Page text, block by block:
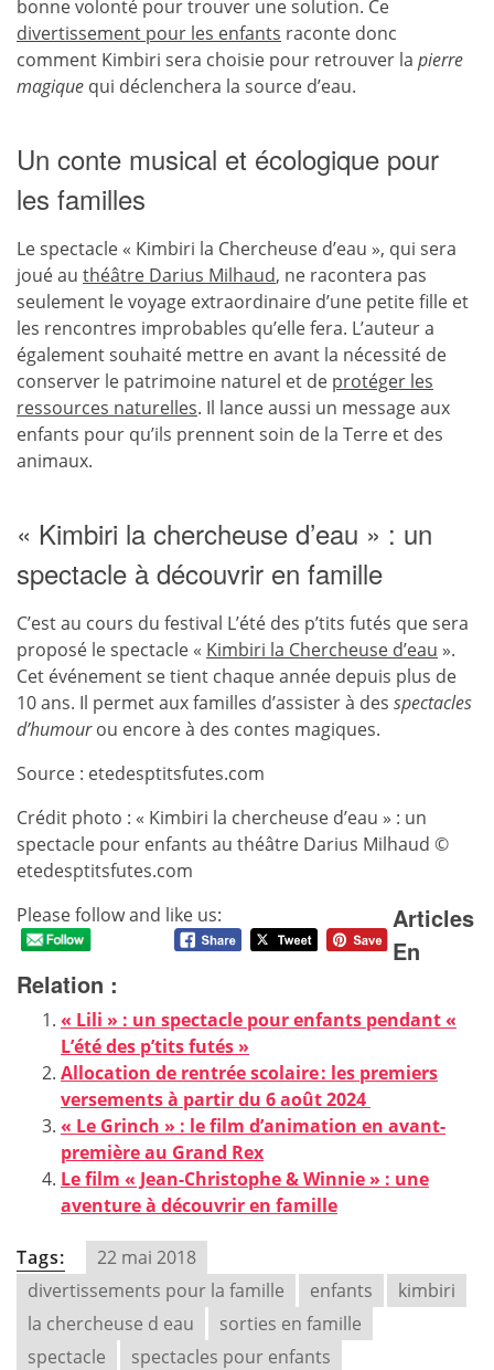
bonne volonté pour trouver une solution. Ce
divertissement pour les enfants raconte donc
comment Kimbiri sera choisie pour retrouver la pierre
magique qui déclenchera la source d’eau.
Un conte musical et écologique pour
les familles
Le spectacle « Kimbiri la Chercheuse d’eau », qui sera
joué au théâtre Darius Milhaud, ne racontera pas
seulement le voyage extraordinaire d’une petite fille et
les rencontres improbables qu’elle fera. L’auteur a
également souhaité mettre en avant la nécessité de
conserver le patrimoine naturel et de protéger les
ressources naturelles. Il lance aussi un message aux
enfants pour qu’ils prennent soin de la Terre et des
animaux.
« Kimbiri la chercheuse d’eau » : un
spectacle à découvrir en famille
C’est au cours du festival L’été des p’tits futés que sera
proposé le spectacle « Kimbiri la Chercheuse d’eau ».
Cet événement se tient chaque année depuis plus de
10 ans. Il permet aux familles d’assister à des spectacles
d’humourou encore à des contes magiques.
Source : etedesptitsfutes.com
Crédit photo : « Kimbiri la chercheuse d’eau » : un
spectacle pour enfants au théâtre Darius Milhaud ©
etedesptitsfutes.com
Please follow and like us:
Articles
En
Relation :
« Lili » : un spectacle pour enfants pendant «
L’été des p’tits futés »
Allocation de rentrée scolaire : les premiers
versements à partir du 6 août 2024
« Le Grinch » : le film d’animation en avant-
première au Grand Rex
Le film « Jean-Christophe & Winnie » : une
aventure à découvrir en famille
Tags:
22 mai 2018
divertissements pour la famille
enfants
kimbiri
la chercheuse d eau
sorties en famille
spectacle
spectacles pour enfants